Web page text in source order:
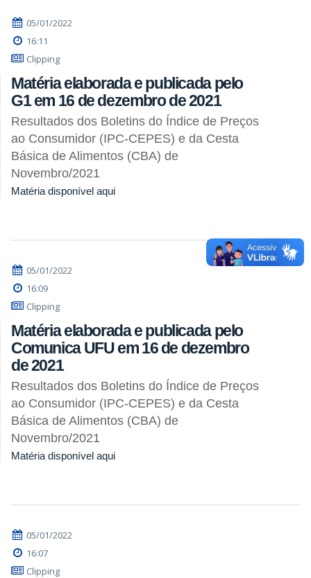
05/01/2022
16:11
Clipping
Matéria elaborada e publicada pelo
G1 em 16 de dezembro de 2021
Resultados dos Boletins do Índice de Preços
ao Consumidor (IPC-CEPES) e da Cesta
Básica de Alimentos (CBA) de
Novembro/2021
Matéria disponível aqui
05/01/2022
16:09
Clipping
Matéria elaborada e publicada pelo
Comunica UFU em 16 de dezembro
de 2021
Resultados dos Boletins do Índice de Preços
ao Consumidor (IPC-CEPES) e da Cesta
Básica de Alimentos (CBA) de
Novembro/2021
Matéria disponível aqui
05/01/2022
16:07
Clipping